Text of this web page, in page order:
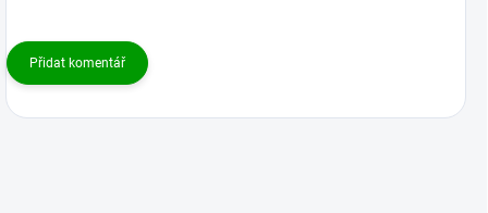
Přidat komentář